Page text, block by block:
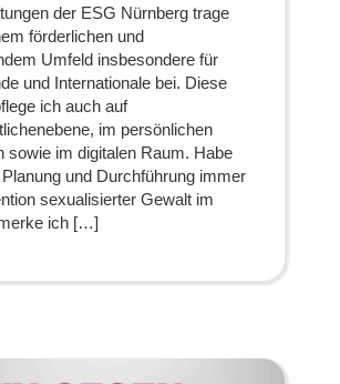
der ESG Nürnberg trage
förderlichen und
Umfeld insbesondere für
und Internationale bei. Diese
ich auch auf
im persönlichen
sowie im digitalen Raum. Habe
und Durchführung immer
sexualisierter Gewalt im
ich […]